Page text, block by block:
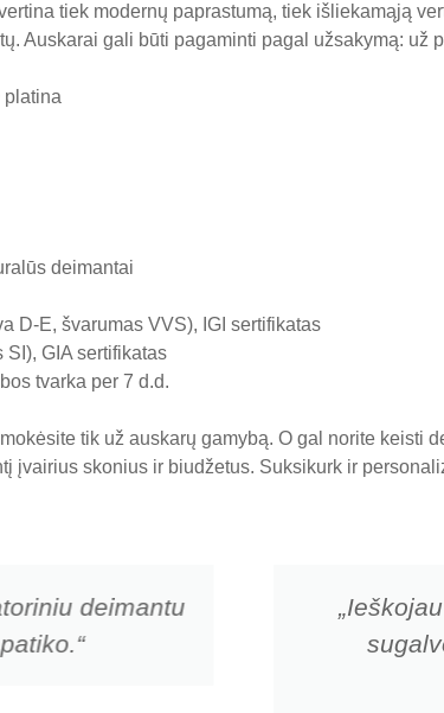
tiek modernų paprastumą, tiek išliekamąją
Auskarai gali būti pagaminti pagal užsakymą: už
platina
deimantai
D-E, švarumas VVS), IGI sertifikatas
SI), GIA sertifikatas
tvarka per 7 d.d.
tik už auskarų gamybą. O gal norite keisti
įvairius skonius ir biudžetus. Suksikurk ir
deimantu